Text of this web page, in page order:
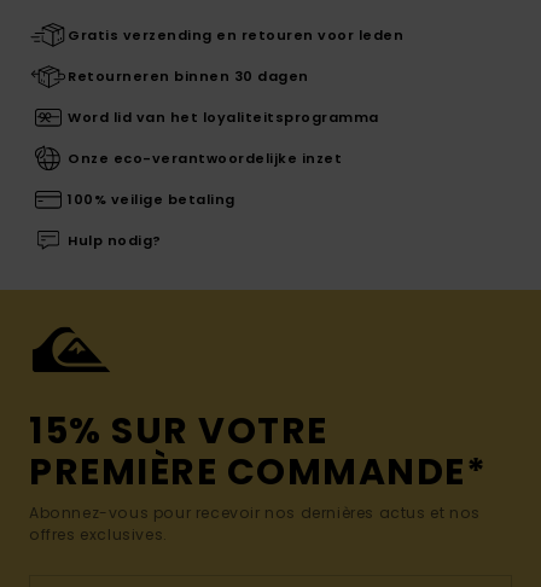
Gratis verzending en retouren voor leden
Retourneren binnen 30 dagen
Word lid van het loyaliteitsprogramma
Onze eco-verantwoordelijke inzet
100% veilige betaling
Hulp nodig?
15% SUR VOTRE
PREMIÈRE COMMANDE*
Abonnez-vous pour recevoir nos dernières actus et nos
offres exclusives.